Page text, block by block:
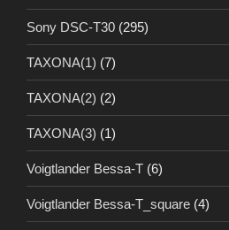
Sony DSC-T30 (295)
TAXONA(1) (7)
TAXONA(2) (2)
TAXONA(3) (1)
Voigtlander Bessa-T (6)
Voigtlander Bessa-T_square (4)